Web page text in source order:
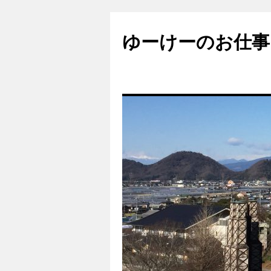
ゆーけーのお仕